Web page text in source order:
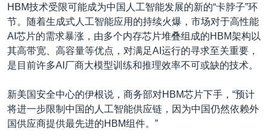
HBM技术受限可能成为中国人工智能发展的新的“卡脖子”环
节。随着生成式人工智能应用的持续火爆，市场对于高性能
AI芯片的需求暴涨，由多个内存芯片堆叠组成的HBM架构以
其高带宽、高容量等优点，对满足AI运行的寻求至关重要，
是目前许多AI厂商大模型训练和推理效率不可或缺的技术。
新美国安全中心的伊根说，商务部对HBM芯片下手，“预计
将进一步限制中国的人工智能供应链，因为中国仍然依赖外
国供应商提供最先进的HBM组件。”